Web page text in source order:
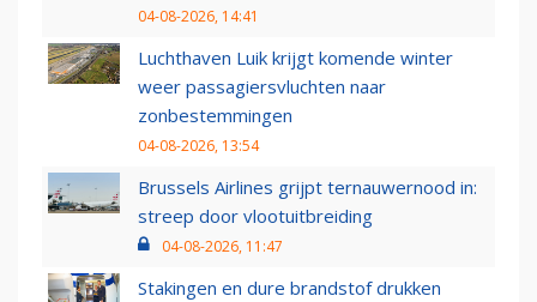
04-08-2026, 14:41
Luchthaven Luik krijgt komende winter
weer passagiersvluchten naar
zonbestemmingen
04-08-2026, 13:54
Brussels Airlines grijpt ternauwernood in:
streep door vlootuitbreiding
04-08-2026, 11:47
Stakingen en dure brandstof drukken